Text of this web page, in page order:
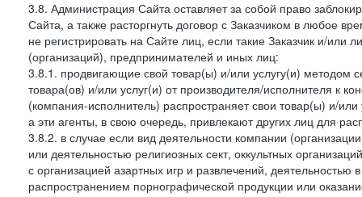
3.8. Администрация Сайта оставляет за собой право
Сайта, а также расторгнуть договор с Заказчиком в любое
не регистрировать на Сайте лиц, если такие Заказчик и/
(организаций), предпринимателей и иных лиц:
3.8.1. продвигающие свой товар(ы) и/или услугу(и) методом
товара(ов) и/или услуг(и) от производителя/исполнителя к
(компания-исполнитель) распространяет свои товар(ы) и/
а эти агенты, в свою очередь, привлекают других лиц для
3.8.2. в случае если вид деятельности компании
или деятельностью религиозных сект, оккультных
с организацией азартных игр и развлечений,
распространением порнографической продукции или